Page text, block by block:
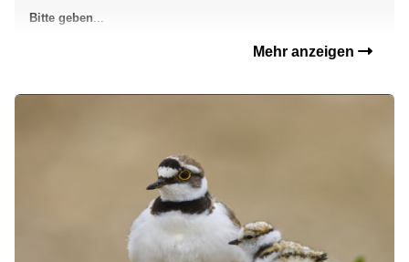
Bitte geben
Mehr anzeigen